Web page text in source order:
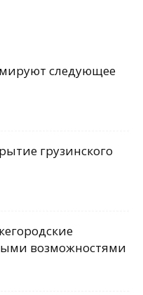
следующее
грузинского
возможностями